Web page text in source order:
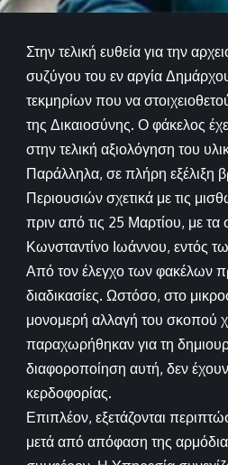
Στην τελική ευθεία για την
συζύγου του εν αργία
τεκμηρίων που να
της Δικαιοσύνης. Ο φάκελος
στην τελική αξιολόγηση του
Παράλληλα, σε πλήρη εξέλιξη
Περιουσιών σχετικά με τις
πριν από τις 25 Μαρτίου, με
Κωνσταντίνο Ιωάννου, εντός
Από τον έλεγχο των φακέλων
διαδικασίες. Ωστόσο, στο
μονομερή αλλαγή του σκοπού
παραχωρήθηκαν για τη
διαφοροποίηση αυτή, δεν
κερδοφορίας.
Επιπλέον, εξετάζονται
μετά από απόφαση της